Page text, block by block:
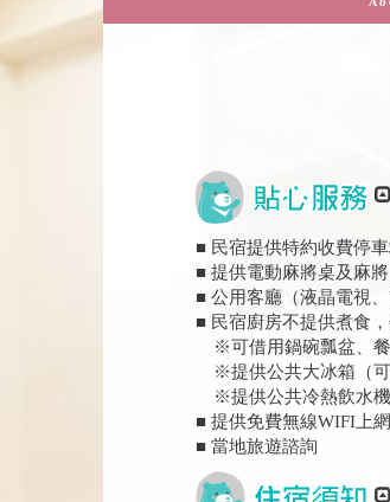
■ 民宿提供特約收費停車
■ 提供電動麻將桌及麻將
■ 公用客廳（液晶電視、
■ 民宿廚房不提供煮食
※可借用鍋碗瓢盆、餐
※提供公共大冰箱（可
※提供公共冷熱飲水機
■ 提供免費無線WIFI上網
■ 當地旅遊諮詢